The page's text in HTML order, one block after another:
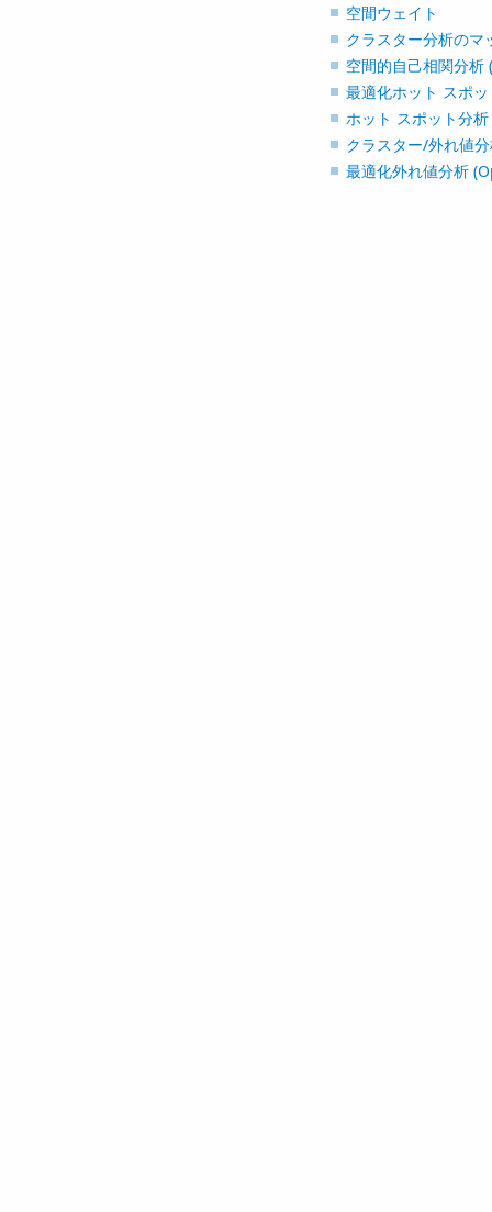
空間ウェイト
クラスター分析のマ
空間的自己相関分
最適化ホット スポ
ホット スポット分
クラスター/外れ値
最適化外れ値分析